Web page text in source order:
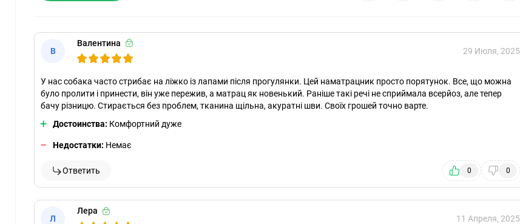
В
Валентина
29 Июля, 2025
У нас собака часто стрибає на ліжко із лапами після прогулянки. Цей наматрацник просто порятунок. Все, що можна
було пролити і принести, він уже пережив, а матрац як новенький. Раніше такі речі не сприймала всерйоз, але тепер
бачу різницю. Стирається без проблем, тканина щільна, акуратні шви. Своїх грошей точно варте.
Достоинства: Комфортний дуже
Недостатки: Немає
Ответить 0 0
Л
Лера
11 Апреля, 2025